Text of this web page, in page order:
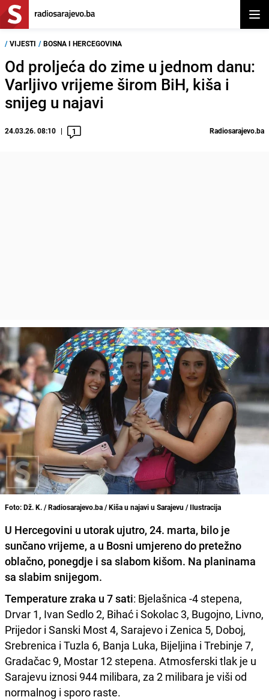
/ VIJESTI / BOSNA I HERCEGOVINA
Od proljeća do zime u jednom danu:
Varljivo vrijeme širom BiH, kiša i
snijeg u najavi
24.03.26. 08:10 1 Radiosarajevo.ba
Foto: Dž. K. / Radiosarajevo.ba / Kiša u najavi u Sarajevu / Ilustracija
U Hercegovini u utorak ujutro, 24. marta, bilo je
sunčano vrijeme, a u Bosni umjereno do pretežno
oblačno, ponegdje i sa slabom kišom. Na planinama
sa slabim snijegom.
Temperature zraka u 7 sati: Bjelašnica -4 stepena,
Drvar 1, Ivan Sedlo 2, Bihać i Sokolac 3, Bugojno, Livno,
Prijedor i Sanski Most 4, Sarajevo i Zenica 5, Doboj,
Srebrenica i Tuzla 6, Banja Luka, Bijeljina i Trebinje 7,
Gradačac 9, Mostar 12 stepena. Atmosferski tlak je u
Sarajevu iznosi 944 milibara, za 2 milibara je viši od
normalnog i sporo raste.